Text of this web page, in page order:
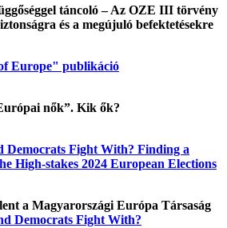
táncoló – Az OZE III törvény
és a megújuló befektetésekre
Europe" publikáció
nők”. Kik ők?
Democrats Fight With? Finding a
High-stakes 2024 European Elections
a Magyarországi Európa Társaság
Democrats Fight With?